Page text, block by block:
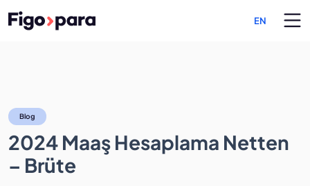
EN
Blog
2024 Maaş Hesaplama Netten
– Brüte